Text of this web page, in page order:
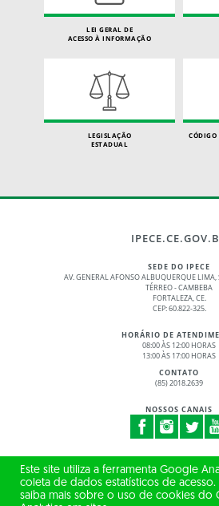
LEI GERAL DE
ACESSO À INFORMAÇÃO
LEGISLAÇÃO
ESTADUAL
CÓDIGO
SEDE DO IPECE
AV. GENERAL AFONSO ALBUQUERQUE LIMA,
TÉRREO - CAMBEBA
FORTALEZA, CE.
CEP: 60.822-325.
HORÁRIO DE
08:00 ÀS 12:00 HORAS
13:00 ÀS 17:00 HORAS
CONTATO
(85) 2018.2639
NOSSOS CANAIS
© 2017 - 2026 – GOVERNO DO
TODOS OS DIREITOS
Este site utiliza a ferramenta Google
coleta de dados estatísticos de acesso.
saiba mais sobre o uso de cookies do